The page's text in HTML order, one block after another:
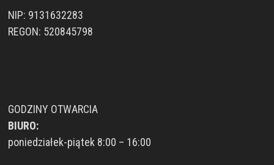
NIP: 9131632283
REGON: 520845798
GODZINY OTWARCIA
BIURO:
poniedziałek-piątek 8:00 – 16:00